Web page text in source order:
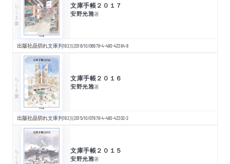
ちくま文庫 文庫手帳２０１７
安野光雅著
出版社品切れ文庫判192頁2016/10/06978-4-480-43384-8
ちくま文庫 文庫手帳２０１６
安野光雅著
出版社品切れ文庫判192頁2015/10/07978-4-480-43302-2
ちくま文庫 文庫手帳２０１５
安野光雅著